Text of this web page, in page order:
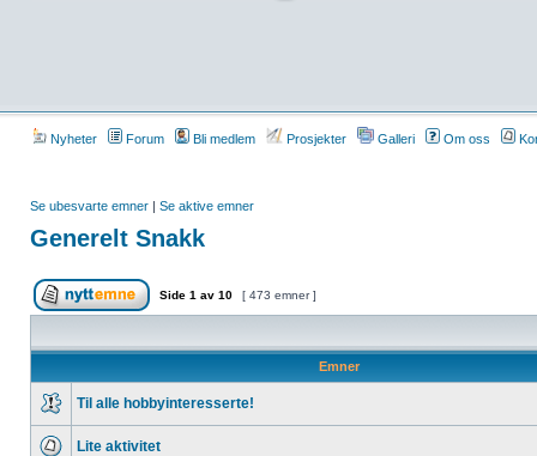
Nyheter Forum Bli medlem Prosjekter Galleri Om oss
Se ubesvarte emner | Se aktive emner
Generelt Snakk
Side 1 av 10 [ 473 emner ]
Emner
Til alle hobbyinteresserte!
Lite aktivitet